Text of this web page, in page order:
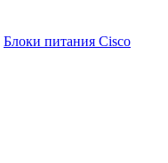
Блоки питания Cisco